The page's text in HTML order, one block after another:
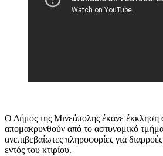
Ο Δήμος της Μινεάπολης έκανε έκκληση
απομακρυνθούν από το αστυνομικό
ανεπιβεβαίωτες πληροφορίες για
εντός του κτιρίου.